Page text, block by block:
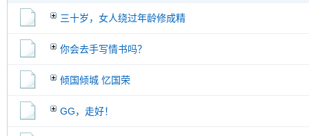
三十岁，女人绕过年龄修成精
你会去手写情书吗？
倾国倾城 忆国荣
GG，走好！